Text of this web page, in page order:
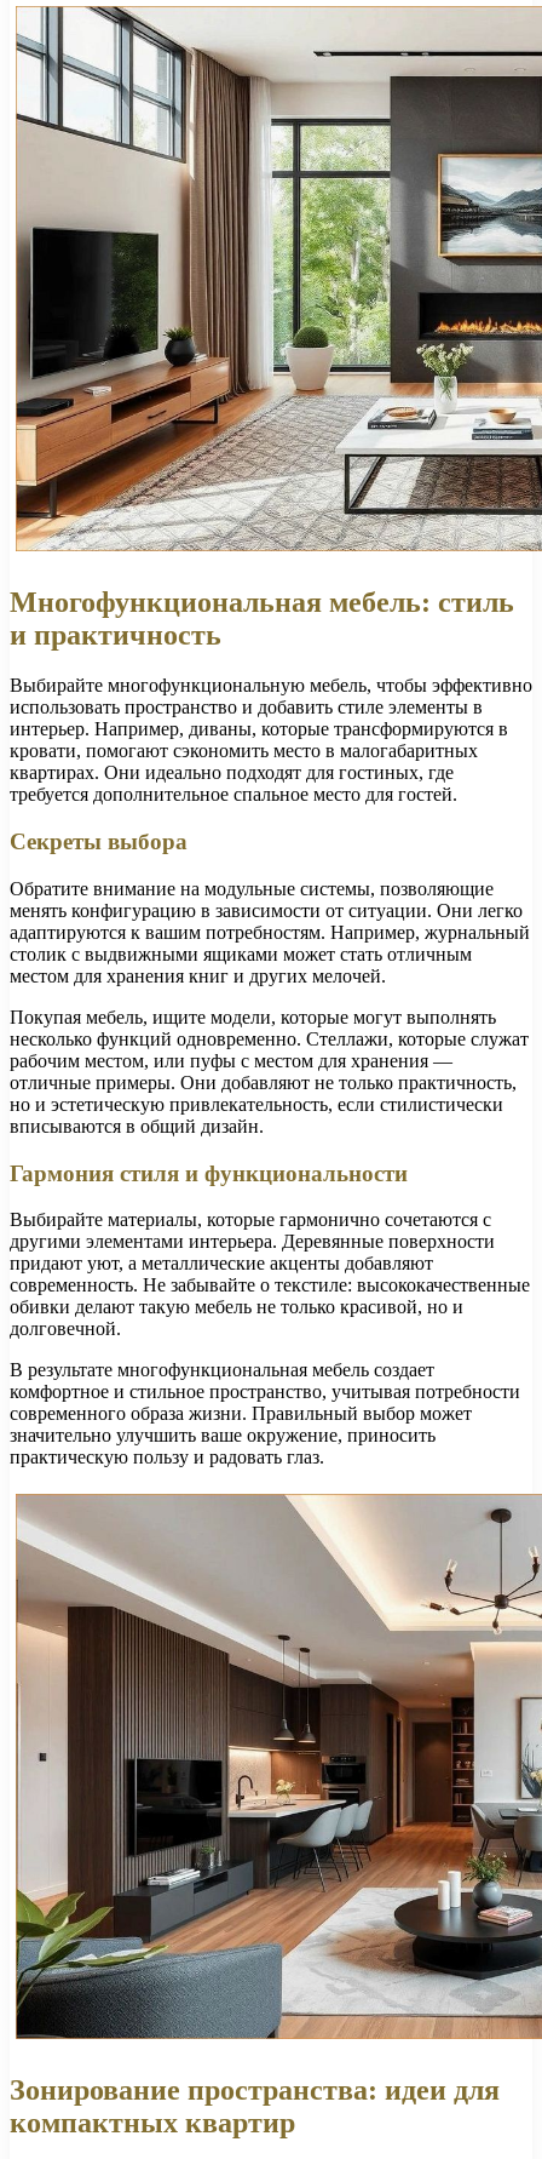
Многофункциональная мебель: стиль
и практичность
Выбирайте многофункциональную мебель, чтобы эффективно
использовать пространство и добавить стиле элементы в
интерьер. Например, диваны, которые трансформируются в
кровати, помогают сэкономить место в малогабаритных
квартирах. Они идеально подходят для гостиных, где
требуется дополнительное спальное место для гостей.
Секреты выбора
Обратите внимание на модульные системы, позволяющие
менять конфигурацию в зависимости от ситуации. Они легко
адаптируются к вашим потребностям. Например, журнальный
столик с выдвижными ящиками может стать отличным
местом для хранения книг и других мелочей.
Покупая мебель, ищите модели, которые могут выполнять
несколько функций одновременно. Стеллажи, которые служат
рабочим местом, или пуфы с местом для хранения —
отличные примеры. Они добавляют не только практичность,
но и эстетическую привлекательность, если стилистически
вписываются в общий дизайн.
Гармония стиля и функциональности
Выбирайте материалы, которые гармонично сочетаются с
другими элементами интерьера. Деревянные поверхности
придают уют, а металлические акценты добавляют
современность. Не забывайте о текстиле: высококачественные
обивки делают такую мебель не только красивой, но и
долговечной.
В результате многофункциональная мебель создает
комфортное и стильное пространство, учитывая потребности
современного образа жизни. Правильный выбор может
значительно улучшить ваше окружение, приносить
практическую пользу и радовать глаз.
Зонирование пространства: идеи для
компактных квартир